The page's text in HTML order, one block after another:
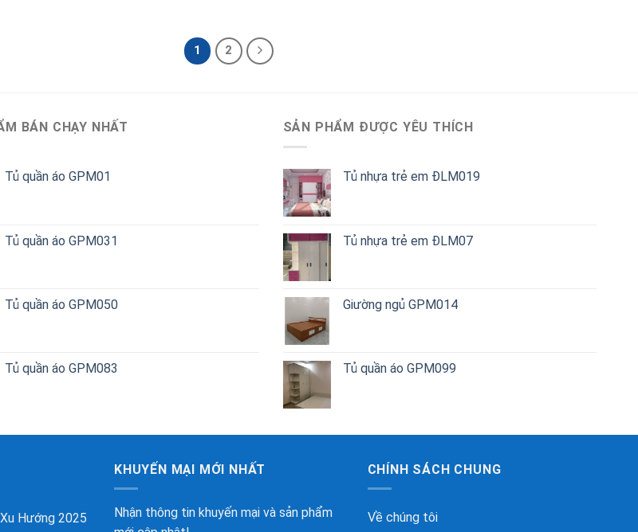
1 2
BÁN CHẠY NHẤT
Tủ quần áo GPM01
Tủ quần áo GPM031
Tủ quần áo GPM050
Tủ quần áo GPM083
SẢN PHẨM ĐƯỢC YÊU THÍCH
Tủ nhựa trẻ em ĐLM019
Tủ nhựa trẻ em ĐLM07
Giường ngủ GPM014
Tủ quần áo GPM099
Hướng 2025
KHUYẾN MẠI MỚI NHẤT
Nhận thông tin khuyến mại và sản phẩm
CHÍNH SÁCH CHUNG
Về chúng tôi